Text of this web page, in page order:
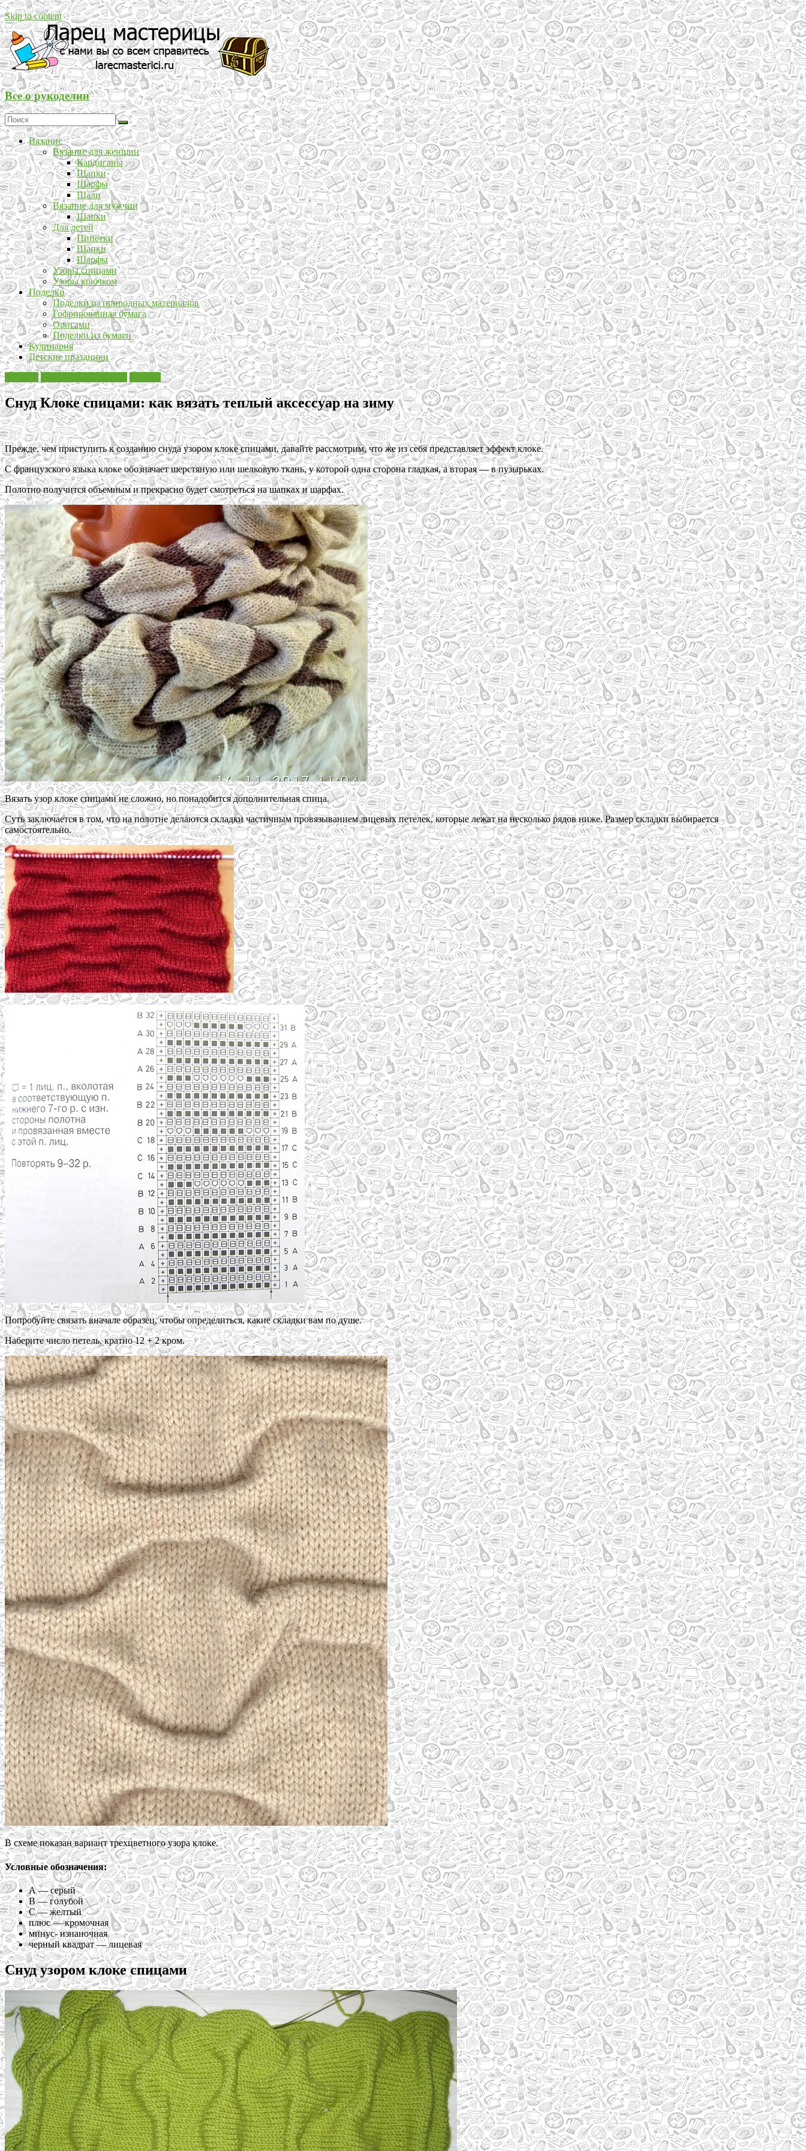
Skip to content
Все о рукоделии
Вязание
Вязание для женщин
Кардиганы
Шапки
Шарфы
Шали
Вязание для мужчин
Шапки
Для детей
Пинетки
Шапки
Шарфы
Узоры спицами
Узоры крючком
Поделки
Поделки из природных материалов
Гофрированная бумага
Оригами
Поделки из бумаги
Кулинария
Детские праздники
Снуд Клоке спицами: как вязать теплый аксессуар на зиму
Прежде, чем приступить к созданию снуда узором клоке спицами, давайте рассмотрим, что же из себя представляет эффект клоке.
С французского языка клоке обозначает шерстяную или шелковую ткань, у которой одна сторона гладкая, а вторая — в пузырьках.
Полотно получится объемным и прекрасно будет смотреться на шапках и шарфах.
Вязать узор клоке спицами не сложно, но понадобится дополнительная спица.
Суть заключается в том, что на полотне делаются складки частичным провязыванием лицевых петелек, которые лежат на несколько рядов ниже. Размер складки выбирается
самостоятельно.
Попробуйте связать вначале образец, чтобы определиться, какие складки вам по душе.
Наберите число петель, кратно 12 + 2 кром.
В схеме показан вариант трехцветного узора клоке.
Условные обозначения:
А — серый
В — голубой
С — желтый
плюс — кромочная
минус- изнаночная
черный квадрат — лицевая
Снуд узором клоке спицами